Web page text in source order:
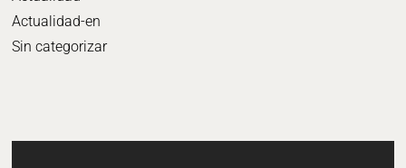
Actualidad-en
Sin categorizar